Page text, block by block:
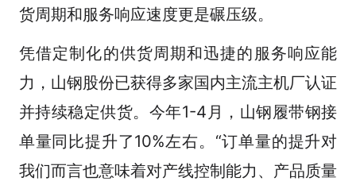
货周期和服务响应速度更是碾压级。
凭借定制化的供货周期和迅捷的服务响应能
力，山钢股份已获得多家国内主流主机厂认证
并持续稳定供货。今年1-4月，山钢履带钢接
单量同比提升了10%左右。“订单量的提升对
我们而言也意味着对产线控制能力、产品质量